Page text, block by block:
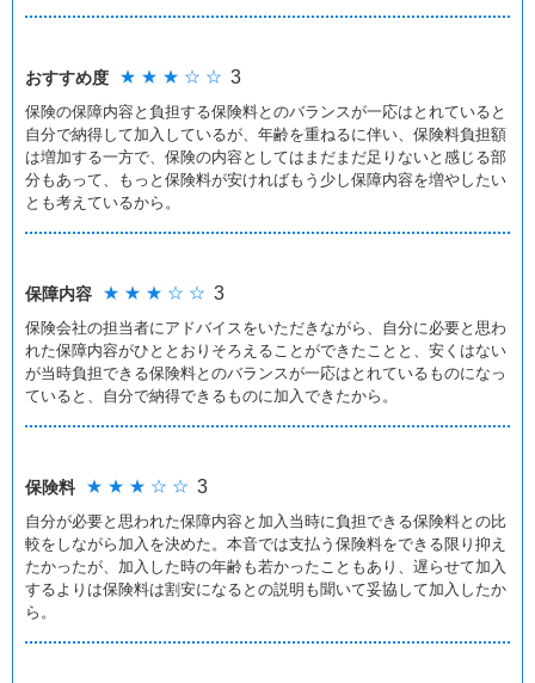
おすすめ度 ★ ★ ★ ☆ ☆ 3
保険の保障内容と負担する保険料とのバランスが一応はとれていると
自分で納得して加入しているが、年齢を重ねるに伴い、保険料負担額
は増加する一方で、保険の内容としてはまだまだ足りないと感じる部
分もあって、もっと保険料が安ければもう少し保障内容を増やしたい
とも考えているから。
保障内容 ★ ★ ★ ☆ ☆ 3
保険会社の担当者にアドバイスをいただきながら、自分に必要と思わ
れた保障内容がひととおりそろえることができたことと、安くはない
が当時負担できる保険料とのバランスが一応はとれているものになっ
ていると、自分で納得できるものに加入できたから。
保険料 ★ ★ ★ ☆ ☆ 3
自分が必要と思われた保障内容と加入当時に負担できる保険料との比
較をしながら加入を決めた。本音では支払う保険料をできる限り抑え
たかったが、加入した時の年齢も若かったこともあり、遅らせて加入
するよりは保険料は割安になるとの説明も聞いて妥協して加入したか
ら。